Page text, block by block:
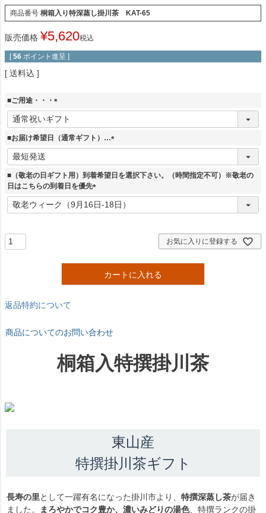
商品番号 桐箱入り特深蒸し掛川茶 KAT-65
販売価格 ¥5,620税込
[ 56 ポイント進呈 ]
送料込
■ご用途・・・
(
必
須
■お届け希望日（通常ギフト）…
(
須
■（敬老の日ギフト用）到着希望日を選択下さい。（時間指定不可）※敬老の
日はこちらの到着日を優先
(
必
お気に入りに登録する
カートに入れる
返品特約について
商品についてのお問い合わせ
桐箱入特撰掛川茶
東山産
特撰掛川茶ギフト
長寿の里として一躍有名になった掛川市より、 特撰深蒸し茶が届き
ました。
まろやかでコク豊か、濃いみどりの湯色、特撰ランクの掛